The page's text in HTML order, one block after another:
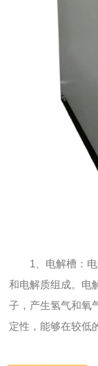
1、电解槽：电
和电解质组成。电
子，产生氢气和氧
定性，能够在较低